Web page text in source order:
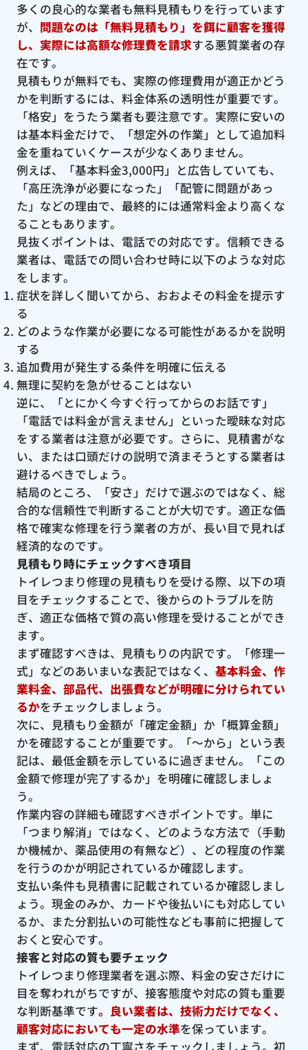
多くの良心的な業者も無料見積もりを行っています
が、 問題なのは「無料見積もり」を餌に顧客を獲得
し、実際には高額な修理費を請求する悪質業者の存
在です。
見積もりが無料でも、実際の修理費用が適正かどう
かを判断するには、料金体系の透明性が重要です。
「格安」をうたう業者も要注意です。実際に安いの
は基本料金だけで、「想定外の作業」として追加料
金を重ねていくケースが少なくありません。
例えば、「基本料金3,000円」と広告していても、
「高圧洗浄が必要になった」「配管に問題があっ
た」などの理由で、最終的には通常料金より高くな
ることもあります。
見抜くポイントは、電話での対応です。信頼できる
業者は、電話での問い合わせ時に以下のような対応
をします。
症状を詳しく聞いてから、おおよその料金を提示す
る
どのような作業が必要になる可能性があるかを説明
する
追加費用が発生する条件を明確に伝える
無理に契約を急がせることはない
逆に、「とにかく今すぐ行ってからのお話です」
「電話では料金が言えません」といった曖昧な対応
をする業者は注意が必要です。さらに、見積書がな
い、または口頭だけの説明で済まそうとする業者は
避けるべきでしょう。
結局のところ、「安さ」だけで選ぶのではなく、総
合的な信頼性で判断することが大切です。適正な価
格で確実な修理を行う業者の方が、長い目で見れば
経済的なのです。
見積もり時にチェックすべき項目
トイレつまり修理の見積もりを受ける際、以下の項
目をチェックすることで、後からのトラブルを防
ぎ、適正な価格で質の高い修理を受けることができ
ます。
まず確認すべきは、見積もりの内訳です。「修理一
式」などのあいまいな表記ではなく、 基本料金、作
業料金、部品代、出張費などが明確に分けられてい
るかをチェックしましょう。
次に、見積もり金額が「確定金額」か「概算金額」
かを確認することが重要です。「〜から」という表
記は、最低金額を示しているに過ぎません。「この
金額で修理が完了するか」を明確に確認しましょ
う。
作業内容の詳細も確認すべきポイントです。単に
「つまり解消」ではなく、どのような方法で（手動
か機械か、薬品使用の有無など）、どの程度の作業
を行うのかが明記されているか確認します。
支払い条件も見積書に記載されているか確認しまし
ょう。現金のみか、カードや後払いにも対応してい
るか、また分割払いの可能性なども事前に把握して
おくと安心です。
接客と対応の質も要チェック
トイレつまり修理業者を選ぶ際、料金の安さだけに
目を奪われがちですが、接客態度や対応の質も重要
な判断基準です。良い業者は、技術力だけでなく、
顧客対応においても一定の水準を保っています。
まず、電話対応の丁寧さをチェックしましょう。初